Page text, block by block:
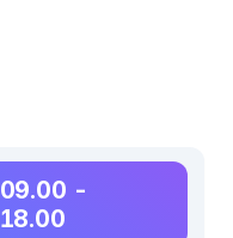
09.00 -
18.00